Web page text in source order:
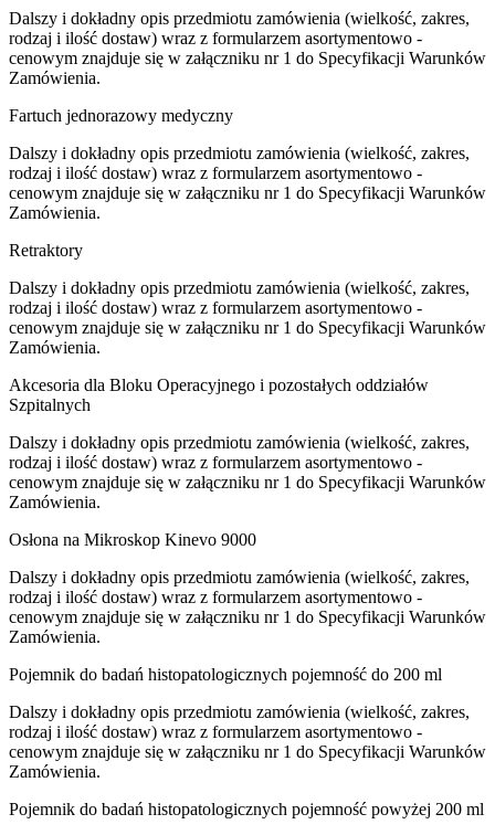
Dalszy i dokładny opis przedmiotu zamówienia (wielkość, zakres,
rodzaj i ilość dostaw) wraz z formularzem asortymentowo -
cenowym znajduje się w załączniku nr 1 do Specyfikacji Warunków
Zamówienia.
Fartuch jednorazowy medyczny
Dalszy i dokładny opis przedmiotu zamówienia (wielkość, zakres,
rodzaj i ilość dostaw) wraz z formularzem asortymentowo -
cenowym znajduje się w załączniku nr 1 do Specyfikacji Warunków
Zamówienia.
Retraktory
Dalszy i dokładny opis przedmiotu zamówienia (wielkość, zakres,
rodzaj i ilość dostaw) wraz z formularzem asortymentowo -
cenowym znajduje się w załączniku nr 1 do Specyfikacji Warunków
Zamówienia.
Akcesoria dla Bloku Operacyjnego i pozostałych oddziałów
Szpitalnych
Dalszy i dokładny opis przedmiotu zamówienia (wielkość, zakres,
rodzaj i ilość dostaw) wraz z formularzem asortymentowo -
cenowym znajduje się w załączniku nr 1 do Specyfikacji Warunków
Zamówienia.
Osłona na Mikroskop Kinevo 9000
Dalszy i dokładny opis przedmiotu zamówienia (wielkość, zakres,
rodzaj i ilość dostaw) wraz z formularzem asortymentowo -
cenowym znajduje się w załączniku nr 1 do Specyfikacji Warunków
Zamówienia.
Pojemnik do badań histopatologicznych pojemność do 200 ml
Dalszy i dokładny opis przedmiotu zamówienia (wielkość, zakres,
rodzaj i ilość dostaw) wraz z formularzem asortymentowo -
cenowym znajduje się w załączniku nr 1 do Specyfikacji Warunków
Zamówienia.
Pojemnik do badań histopatologicznych pojemność powyżej 200 ml